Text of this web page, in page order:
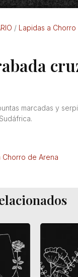
/ Lapidas a
marcadas y
Chorro de Arena